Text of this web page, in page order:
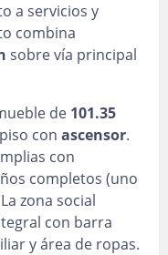
a servicios y
combina
sobre vía principal
de 101.35
con ascensor.
con
completos (uno
zona social
con barra
y área de ropas.